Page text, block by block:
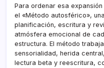
Para ordenar esa
el «Método autosférico»,
planificación, escritura y
atmósfera emocional de
estructura. El método
sensorialidad, herida
lectura beta y reescritura,